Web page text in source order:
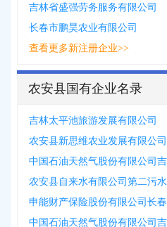
吉林省盛强劳务服务有限公司
长春市鹏昊农业有限公司
查看更多新注册企业>>
农安县国有企业名录
吉林太平池旅游发展有限公司
农安县新思维农业发展有限公司
农安县自来水有限公司第二污
申能财产保险股份有限公司长